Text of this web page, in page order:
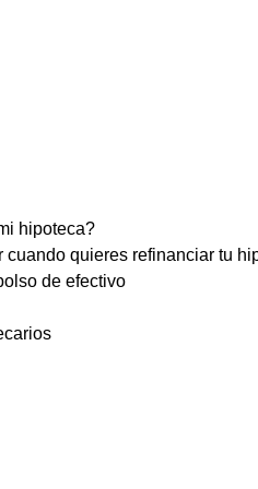
hipoteca?
cuando quieres refinanciar tu
de efectivo